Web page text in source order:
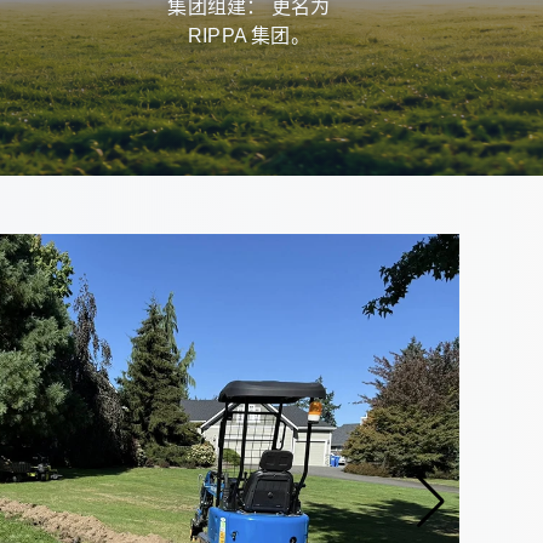
集团组建： 更名为
RIPPA 集团。
快